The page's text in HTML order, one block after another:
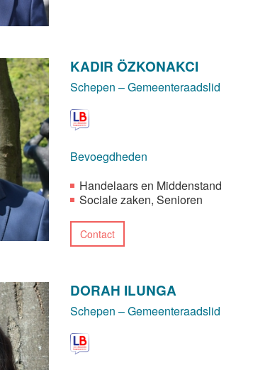
KADIR ÖZKONAKCI
Schepen – Gemeenteraadslid
Bevoegdheden
Handelaars en Middenstand
Sociale zaken, Senioren
Contact
DORAH ILUNGA
Schepen – Gemeenteraadslid